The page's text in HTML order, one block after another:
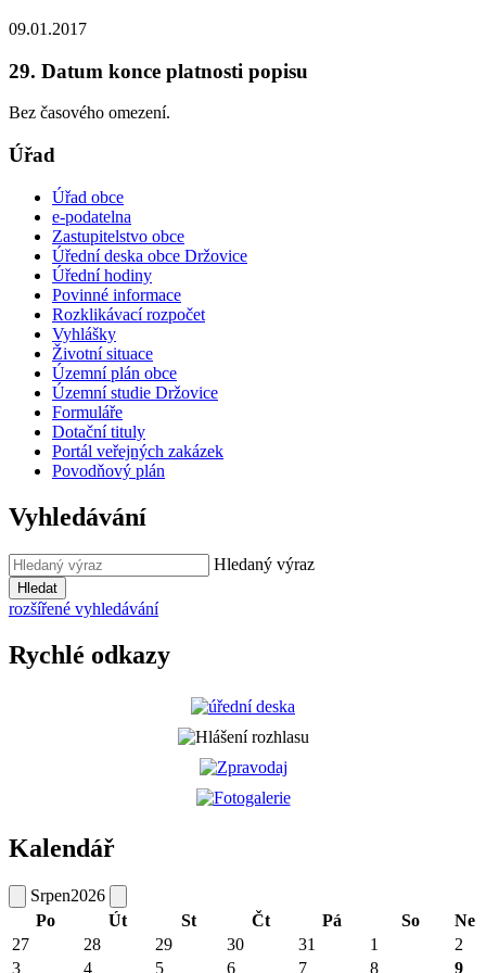
09.01.2017
29. Datum konce platnosti popisu
Bez časového omezení.
Úřad
Úřad obce
e-podatelna
Zastupitelstvo obce
Úřední deska obce Držovice
Úřední hodiny
Povinné informace
Rozklikávací rozpočet
Vyhlášky
Životní situace
Územní plán obce
Územní studie Držovice
Formuláře
Dotační tituly
Portál veřejných zakázek
Povodňový plán
Vyhledávání
Hledaný výraz
Hledat
rozšířené vyhledávání
Rychlé odkazy
Kalendář
Srpen2026
Po
Út St Čt Pá So
Ne
27
28 29 30 31 1
2
3
4 5 6 7 8
9